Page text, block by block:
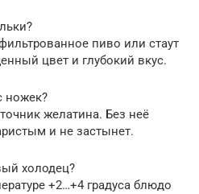
пиво или стаут
цвет и глубокий вкус.
ножек?
желатина. Без неё
и не застынет.
холодец?
+2…+4 градуса блюдо